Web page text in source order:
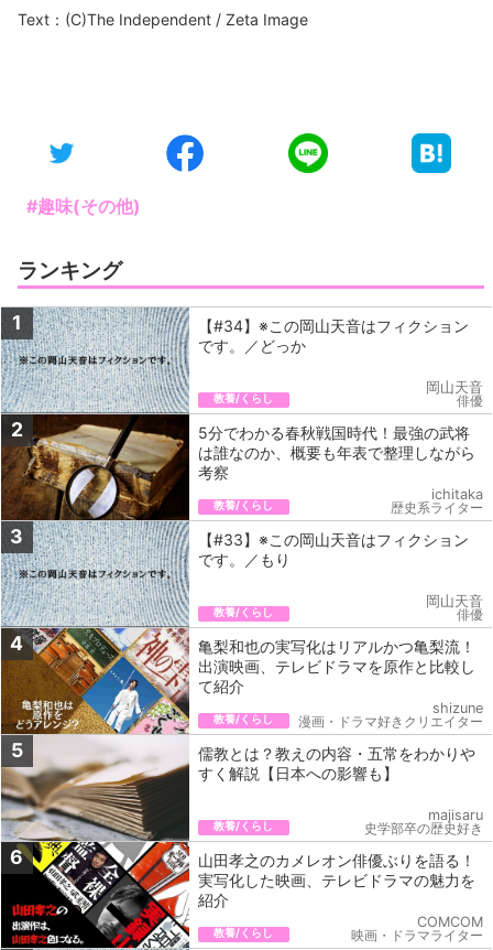
Text：(C)The Independent / Zeta Image
#趣味(その他)
ランキング
1
【#34】※この岡山天音はフィクション
です。／どっか
教養/くらし
岡山天音
俳優
2
5分でわかる春秋戦国時代！最強の武将
は誰なのか、概要も年表で整理しながら
考察
教養/くらし
ichitaka
歴史系ライター
3
【#33】※この岡山天音はフィクション
です。／もり
教養/くらし
岡山天音
俳優
4
亀梨和也の実写化はリアルかつ亀梨流！
出演映画、テレビドラマを原作と比較し
て紹介
教養/くらし
shizune
漫画・ドラマ好きクリエイター
5
儒教とは？教えの内容・五常をわかりや
すく解説【日本への影響も】
教養/くらし
majisaru
史学部卒の歴史好き
6
山田孝之のカメレオン俳優ぶりを語る！
実写化した映画、テレビドラマの魅力を
紹介
教養/くらし
COMCOM
映画・ドラマライター